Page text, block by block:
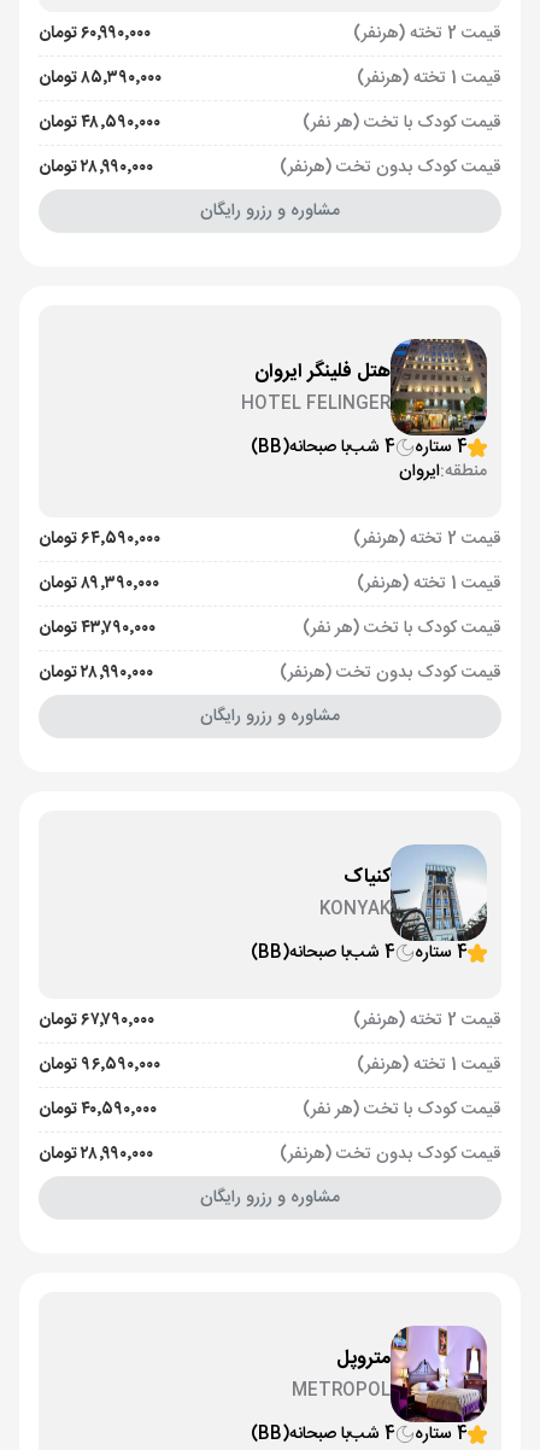
قیمت 2 تخته (هرنفر)
۶۰٬۹۹۰٬۰۰۰ تومان
قیمت 1 تخته (هرنفر)
۸۵٬۳۹۰٬۰۰۰ تومان
قیمت کودک با تخت (هر نفر)
۴۸٬۵۹۰٬۰۰۰ تومان
قیمت کودک بدون تخت (هرنفر)
۲۸٬۹۹۰٬۰۰۰ تومان
مشاوره و رزرو رایگان
هتل فلینگر ایروان
HOTEL FELINGER
4 ستاره
4 شب با صبحانه(BB)
منطقه:ایروان
قیمت 2 تخته (هرنفر)
۶۴٬۵۹۰٬۰۰۰ تومان
قیمت 1 تخته (هرنفر)
۸۹٬۳۹۰٬۰۰۰ تومان
قیمت کودک با تخت (هر نفر)
۴۳٬۷۹۰٬۰۰۰ تومان
قیمت کودک بدون تخت (هرنفر)
۲۸٬۹۹۰٬۰۰۰ تومان
مشاوره و رزرو رایگان
کنیاک
KONYAK
4 ستاره
4 شب با صبحانه(BB)
قیمت 2 تخته (هرنفر)
۶۷٬۷۹۰٬۰۰۰ تومان
قیمت 1 تخته (هرنفر)
۹۶٬۵۹۰٬۰۰۰ تومان
قیمت کودک با تخت (هر نفر)
۴۰٬۵۹۰٬۰۰۰ تومان
قیمت کودک بدون تخت (هرنفر)
۲۸٬۹۹۰٬۰۰۰ تومان
مشاوره و رزرو رایگان
متروپل
METROPOL
4 ستاره
4 شب با صبحانه(BB)